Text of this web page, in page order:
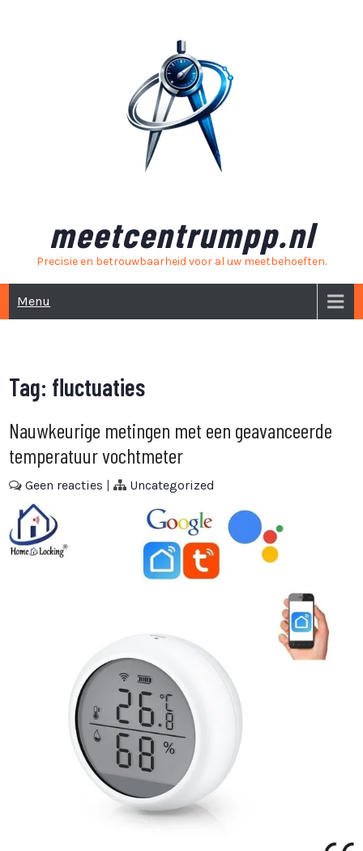
meetcentrumpp.nl
Precisie en betrouwbaarheid voor al uw meetbehoeften.
Menu
Tag: fluctuaties
Nauwkeurige metingen met een geavanceerde
temperatuur vochtmeter
Geen reacties | Uncategorized